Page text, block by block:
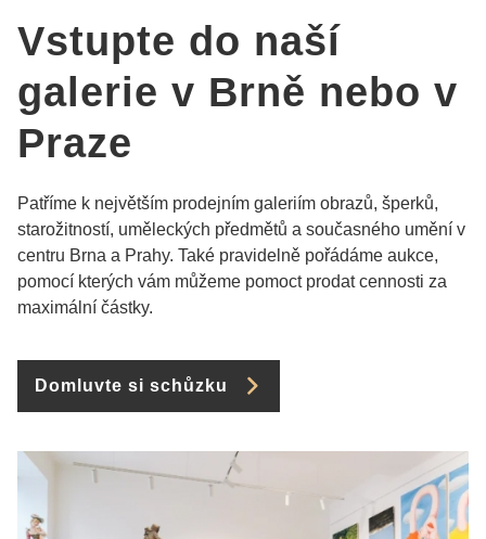
Vstupte do naší
galerie v Brně nebo v
Praze
Patříme k největším prodejním galeriím obrazů, šperků,
starožitností, uměleckých předmětů a současného umění v
centru Brna a Prahy. Také pravidelně pořádáme aukce,
pomocí kterých vám můžeme pomoct prodat cennosti za
maximální částky.
Domluvte si schůzku